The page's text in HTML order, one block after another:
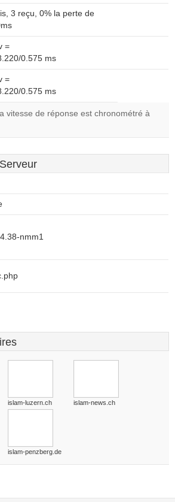
3 reçu, 0% la perte de
=
0.575 ms
=
0.575 ms
vitesse de réponse est chronométré à
nmm1
islam-luzern.ch islam-news.ch
islam-penzberg.de